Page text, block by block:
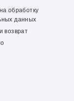
обработку
данных
возврат